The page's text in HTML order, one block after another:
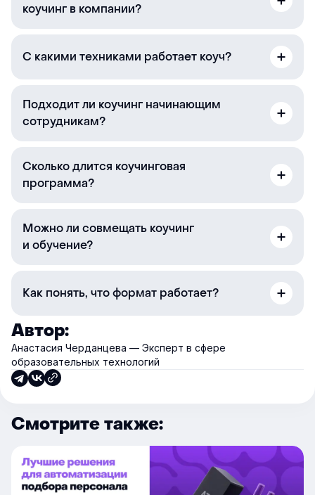
коучинг в компании?
С какими техниками работает коуч?
Подходит ли коучинг начинающим
сотрудникам?
Сколько длится коучинговая
программа?
Можно ли совмещать коучинг
и обучение?
Как понять, что формат работает?
Автор:
Анастасия Черданцева — Эксперт в сфере
образовательных технологий
Смотрите также: